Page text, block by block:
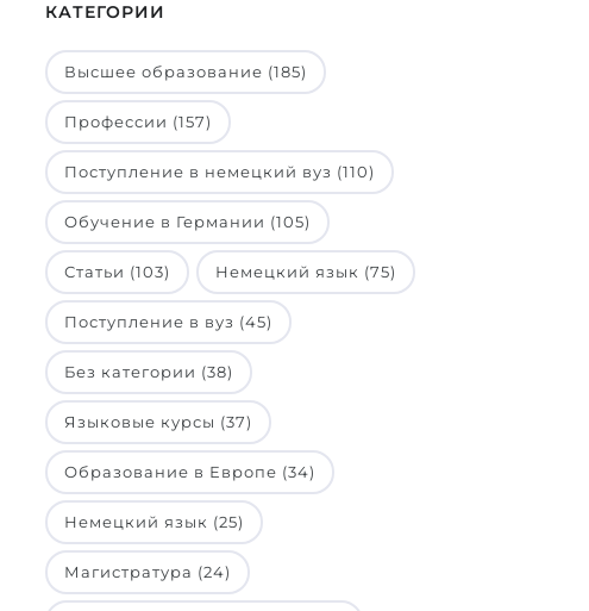
КАТЕГОРИИ
Высшее образование (185)
Профессии (157)
Поступление в немецкий вуз (110)
Обучение в Германии (105)
Статьи (103) Немецкий язык (75)
Поступление в вуз (45)
Без категории (38)
Языковые курсы (37)
Образование в Европе (34)
Немецкий язык (25)
Магистратура (24)